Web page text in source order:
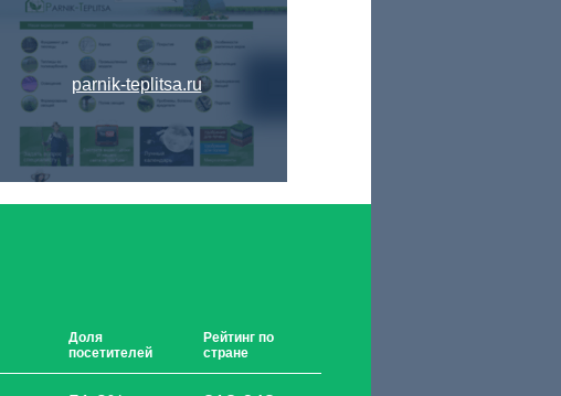
parnik-teplitsa.ru
Доля
посетителей
Рейтинг по
стране